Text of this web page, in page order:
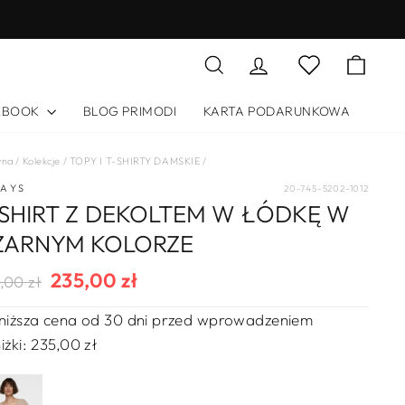
Szukaj Zaloguj się
Lista życzeń
BLOG PRIMODI KARTA PODARUNKOWA
/ Kolekcje / TOPY I T-SHIRTY DAMSKIE /
20-745-5202-1012
Z DEKOLTEM W ŁÓDKĘ W
KOLORZE
zł 235,00 zł
cena od 30 dni przed wprowadzeniem
235,00 zł